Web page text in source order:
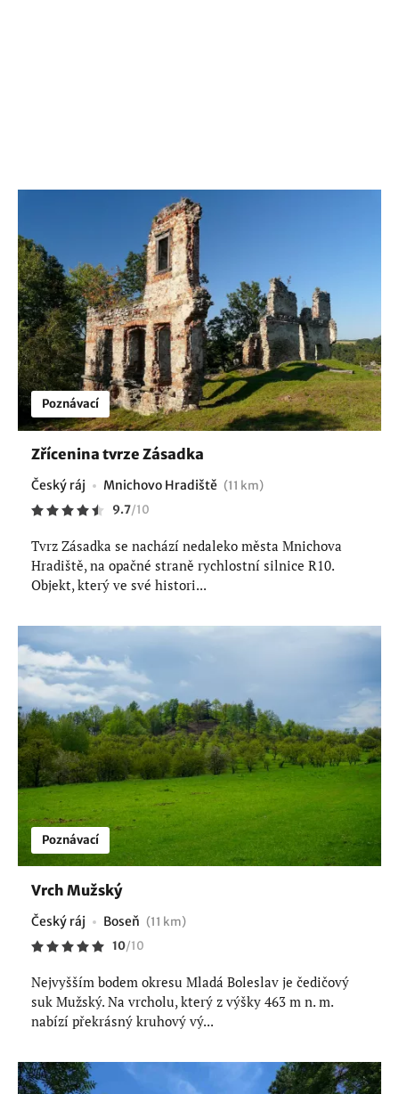
Poznávací
Zřícenina tvrze Zásadka
Český ráj Mnichovo Hradiště (11 km)
9.7/10
Tvrz Zásadka se nachází nedaleko města Mnichova
Hradiště, na opačné straně rychlostní silnice R10.
Objekt, který ve své histori...
Poznávací
Vrch Mužský
Český ráj Boseň (11 km)
10/10
Nejvyšším bodem okresu Mladá Boleslav je čedičový
suk Mužský. Na vrcholu, který z výšky 463 m n. m.
nabízí překrásný kruhový vý...